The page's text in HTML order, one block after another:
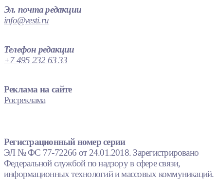
Эл. почта редакции
info@vesti.ru
Телефон редакции
+7 495 232 63 33
Реклама на сайте
Росреклама
Регистрационный номер серии
ЭЛ № ФС 77-72266 от 24.01.2018. Зарегистрировано
Федеральной службой по надзору в сфере связи,
информационных технологий и массовых коммуникаций.